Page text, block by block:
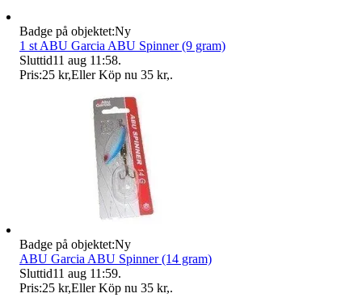
Badge på objektet:Ny
1 st ABU Garcia ABU Spinner (9 gram)
Sluttid11 aug 11:58.
Pris:25 kr,Eller Köp nu 35 kr,.
Badge på objektet:Ny
ABU Garcia ABU Spinner (14 gram)
Sluttid11 aug 11:59.
Pris:25 kr,Eller Köp nu 35 kr,.